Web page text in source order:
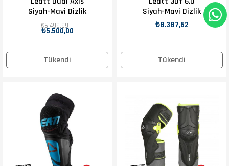
Tükendi
Siyah-Mavi Dizlik
₺5.500,00
₺6.499,99
Tükendi
Siyah-Mavi Dizlik
₺8.387,62